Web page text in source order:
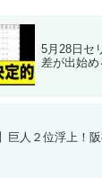
5月28日セ
差が出始
巨人２位浮上！